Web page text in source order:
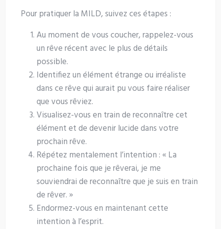
Pour pratiquer la MILD, suivez ces étapes :
Au moment de vous coucher, rappelez-vous
un rêve récent avec le plus de détails
possible.
Identifiez un élément étrange ou irréaliste
dans ce rêve qui aurait pu vous faire réaliser
que vous rêviez.
Visualisez-vous en train de reconnaître cet
élément et de devenir lucide dans votre
prochain rêve.
Répétez mentalement l’intention : « La
prochaine fois que je rêverai, je me
souviendrai de reconnaître que je suis en train
de rêver. »
Endormez-vous en maintenant cette
intention à l’esprit.